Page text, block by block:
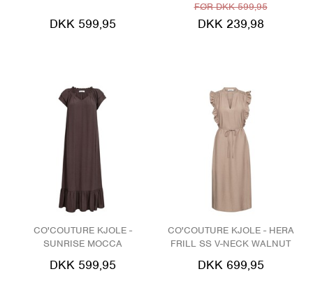
DKK 599,95
FØR DKK 599,95
DKK 239,98
CO'COUTURE KJOLE -
SUNRISE MOCCA
DKK 599,95
CO'COUTURE KJOLE - HERA
FRILL SS V-NECK WALNUT
DKK 699,95